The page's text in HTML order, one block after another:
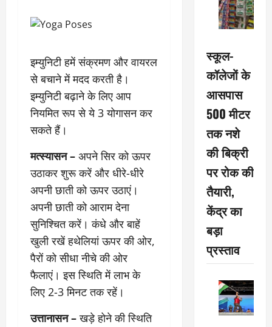
इम्युनिटी हमें संक्रमण और वायरल
से बचाने में मदद करती है।
इम्युनिटी बढ़ाने के लिए आप
नियमित रूप से ये 3 योगासन कर
सकते हैं।
मत्स्यासन – अपने सिर को ऊपर
उठाकर शुरू करें और धीरे-धीरे
अपनी छाती को ऊपर उठाएं।
अपनी छाती को आराम देना
सुनिश्चित करें। कंधे और बाहें
खुली रखें हथेलियां ऊपर की ओर,
पैरों को सीधा नीचे की ओर
फैलाएं। इस स्थिति में लाभ के
लिए 2-3 मिनट तक रहें।
उत्तानासन –खड़े होने की स्थिति
स्कूल-
कॉलेजों के
आसपास
500 मीटर
तक नशे
की बिक्री
पर रोक की
तैयारी,
केंद्र का
बड़ा
प्रस्ताव